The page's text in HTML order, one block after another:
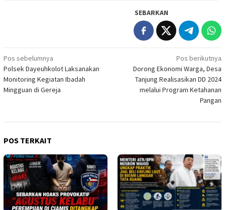
SEBARKAN
Navigasi
pos
Pos sebelumnya
Polsek Dayeuhkolot Laksanakan
Monitoring Kegiatan Ibadah
Mingguan di Gereja
Pos berikutnya
Dorong Ekonomi Warga, Desa
Tanjung Realisasikan DD 2024
melalui Program Ketahanan
Pangan
POS TERKAIT